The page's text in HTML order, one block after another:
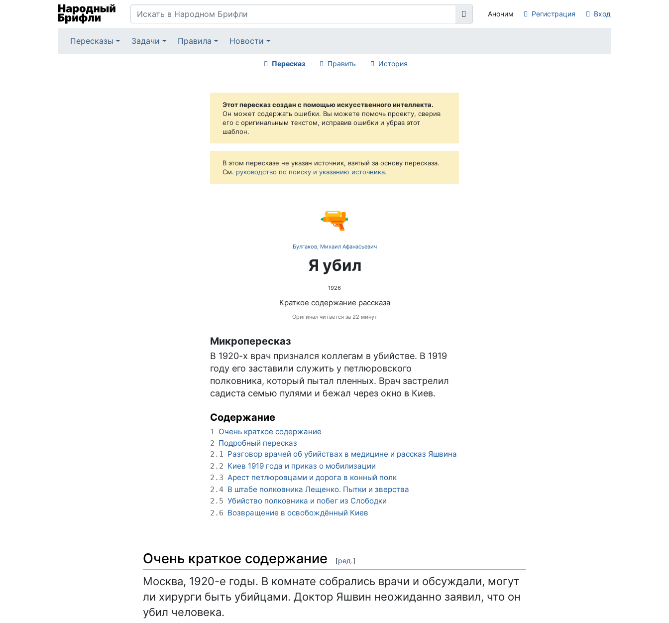
Аноним Регистрация Вход
Пересказы Задачи Правила Новости
Пересказ Править История
Этот пересказ создан с помощью искусственного интеллекта.
Он может содержать ошибки. Вы можете помочь проекту, сверив
его с оригинальным текстом, исправив ошибки и убрав этот
шаблон.
В этом пересказе не указан источник, взятый за основу пересказа.
См. руководство по поиску и указанию источника.
🔫
Булгаков, Михаил Афанасьевич
Я убил
1926
Краткое содержание рассказа
Оригинал читается за 22 минут
Микропересказ
В 1920-х врач признался коллегам в убийстве. В 1919
году его заставили служить у петлюровского
полковника, который пытал пленных. Врач застрелил
садиста семью пулями и бежал через окно в Киев.
Содержание
1 Очень краткое содержание
2 Подробный пересказ
2.1 Разговор врачей об убийствах в медицине и рассказ Яшвина
2.2 Киев 1919 года и приказ о мобилизации
2.3 Арест петлюровцами и дорога в конный полк
2.4 В штабе полковника Лещенко. Пытки и зверства
2.5 Убийство полковника и побег из Слободки
2.6 Возвращение в освобождённый Киев
Очень краткое содержание [ред.]
Москва, 1920-е годы. В комнате собрались врачи и обсуждали, могут
ли хирурги быть убийцами. Доктор Яшвин неожиданно заявил, что он
убил человека.